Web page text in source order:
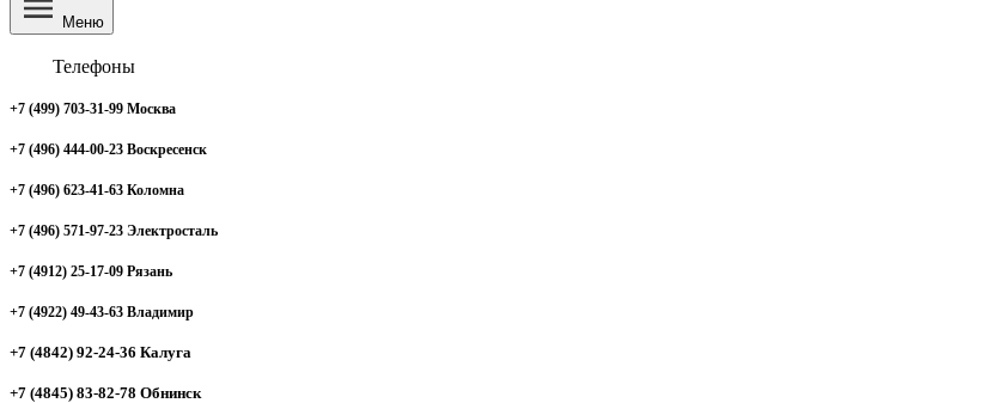
Меню
Телефоны
+7 (499) 703-31-99 Москва
+7 (496) 444-00-23 Воскресенск
+7 (496) 623-41-63 Коломна
+7 (496) 571-97-23 Электросталь
+7 (4912) 25-17-09 Рязань
+7 (4922) 49-43-63 Владимир
+7 (4842) 92-24-36 Калуга
+7 (4845) 83-82-78 Обнинск